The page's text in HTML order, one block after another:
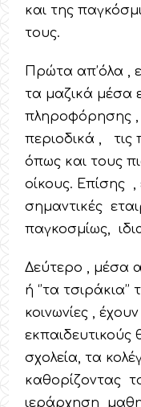
και της
τους.
Πρώτα απ’όλα ,
τα μαζικά μέσα
πληροφόρησης ,
περιοδικά , τις
όπως και τους
οίκους. Επίσης ,
σημαντικές
παγκοσμίως,
Δεύτερο , μέσα
ή ‘’τα
κοινωνίες ,
σχολεία, τα
καθορίζοντας
ιεράρχηση